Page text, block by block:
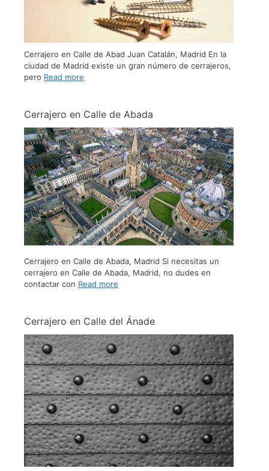
Cerrajero en Calle de Abad Juan Catalán, Madrid En la
ciudad de Madrid existe un gran número de cerrajeros,
pero Read more
Cerrajero en Calle de Abada
Cerrajero en Calle de Abada, Madrid Si necesitas un
cerrajero en Calle de Abada, Madrid, no dudes en
contactar con Read more
Cerrajero en Calle del Ánade